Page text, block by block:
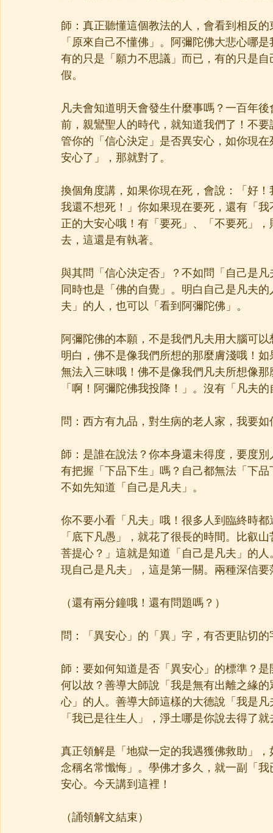
師：真正聽懂這個教法的人，會看到相反
「原來自己不懂佛」。阿彌陀佛大悲心哪
有的只是「願力不思議」而已，有的只是
假。
凡夫會知道明天會發生什麼事嗎？一百年
前，親鸞聖人的時代，就知道我們了！不
管你的「信心決定」是否異安心，如你現
安心了」，那就對了。
換個角度講，如果你現在死，會說：「好
我還不想死！」你如果現在要死，還有「
正的大安心哦！有「要死」、「不要死」
去，這還是有執著。
與其問「信心決定否」？不如問「自己是
同時也是「佛的自覺」。明白自己是凡夫
夫」的人，也可以「看到阿彌陀佛」。
阿彌陀佛的本願，不是我們凡夫用大腦可
明白，佛不是像我們所想的那麼膚淺哦！
無法入三昧哦！佛不是像我們凡夫所想像
「啊！阿彌陀佛我投降！」。沒有「凡夫
問：西方有九品，對生病的老人家，我要
師：是誰在說法？你本身還未得度，要度
有把握「下品下生」嗎？自己都無法「下
不如先知道「自己是凡夫」。
你不要小看「凡夫」哦！很多人到臨終時
「底下凡愚」，就花了很長的時間。比叡
菩提心？」這就是知道「自己是凡夫」的
現自己是凡夫」，這是第一關。兩種深信
（還有兩分鐘哦！還有問題嗎？）
問：「異安心」的「異」字，有否更貼切的
師：要如何知道是否「異安心」的標準？
何以故？善導大師說「我是無有出離之緣
心」的人。善導大師這樣的大德說「我是
「我已是往生人」，淨土哪是你說去得了
真正領解是「地獄一定的我遇獲佛救助」
念稱名常懺悔」。學佛才多久，就一副「
安心。今天講到這裡！
（誦領解文結束）